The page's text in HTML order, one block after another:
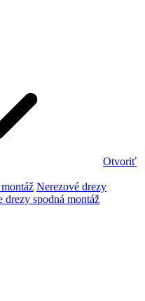
Otvoriť
Nerezové drezy
drezy spodná montáž